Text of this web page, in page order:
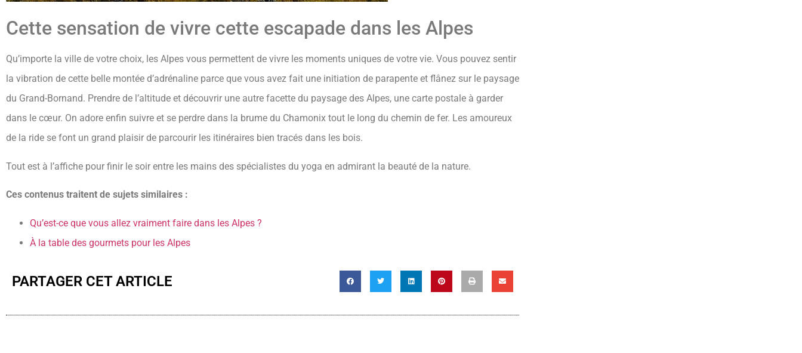
Cette sensation de vivre cette escapade dans les Alpes
Qu’importe la ville de votre choix, les Alpes vous permettent de vivre les moments uniques de votre vie. Vous pouvez sentir
la vibration de cette belle montée d’adrénaline parce que vous avez fait une initiation de parapente et flânez sur le paysage
du Grand-Bornand. Prendre de l’altitude et découvrir une autre facette du paysage des Alpes, une carte postale à garder
dans le cœur. On adore enfin suivre et se perdre dans la brume du Chamonix tout le long du chemin de fer. Les amoureux
de la ride se font un grand plaisir de parcourir les itinéraires bien tracés dans les bois.
Tout est à l’affiche pour finir le soir entre les mains des spécialistes du yoga en admirant la beauté de la nature.
Ces contenus traitent de sujets similaires :
Qu’est-ce que vous allez vraiment faire dans les Alpes ?
À la table des gourmets pour les Alpes
PARTAGER CET ARTICLE